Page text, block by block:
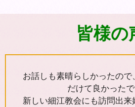
皆様の
お話しも素晴らしかったので
だけて良かった
新しい細江教会にも訪問出来